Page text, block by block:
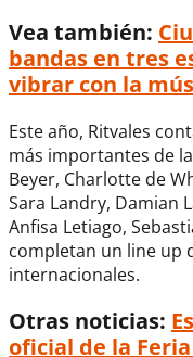
Vea también:
bandas en tres
vibrar con la
Este año, Ritvales
más importantes de
Beyer, Charlotte de
Sara Landry, Damian
Anfisa Letiago,
completan un line up
internacionales.
Otras noticias:
oficial de la